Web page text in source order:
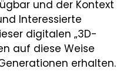
und der Kontext
Interessierte
digitalen „3D-
auf diese Weise
erhalten.